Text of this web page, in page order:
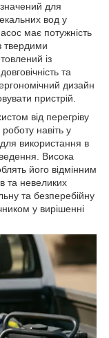
для
вод у
має потужність
твердими
із
та
дизайн
пристрій.
від перегріву
навіть у
використання в
Висока
його відмінним
та невеликих
та безперебійну
у вирішенні